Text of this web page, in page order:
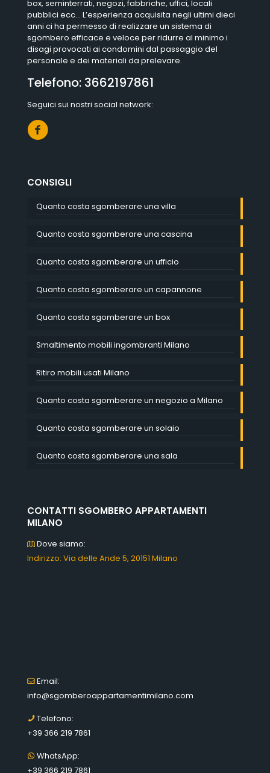
box, seminterrati, negozi, fabbriche, uffici, locali
pubblici ecc… L’esperienza acquisita negli ultimi dieci
anni ci ha permesso di realizzare un sistema di
sgombero efficace e veloce per ridurre al minimo i
disagi provocati ai condomini dal passaggio del
personale e dei materiali da prelevare.
Telefono: 3662197861
Seguici sui nostri social network:
CONSIGLI
Quanto costa sgomberare una villa
Quanto costa sgomberare una cascina
Quanto costa sgomberare un ufficio
Quanto costa sgomberare un capannone
Quanto costa sgomberare un box
Smaltimento mobili ingombranti Milano
Ritiro mobili usati Milano
Quanto costa sgomberare un negozio a Milano
Quanto costa sgomberare un solaio
Quanto costa sgomberare una sala
CONTATTI SGOMBERO APPARTAMENTI
MILANO
Dove siamo:
Indirizzo: Via delle Ande 5, 20151 Milano
Email:
info@sgomberoappartamentimilano.com
Telefono:
+39 366 219 7861
WhatsApp:
+39 366 219 7861